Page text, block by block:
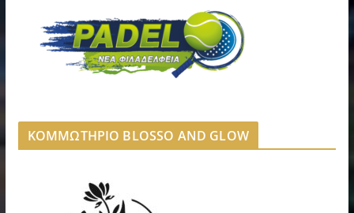
ΚΟΜΜΩΤΗΡΙΟ BLOSSO AND GLOW